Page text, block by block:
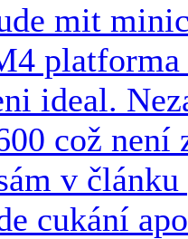
mit
platforma
ideal.
což není
v
cukání